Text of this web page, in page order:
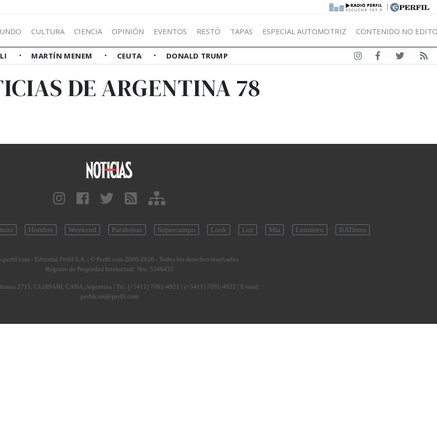
|
CULTURA CIENCIA OPINIÓN EVENTOS RESTÓ TAPAS ESPECIAL AUTOMOTRIZ CONTENIDO NO
MARTÍN MENEM CEUTA DONALD TRUMP
DE ARGENTINA 78
Hombre Weekend Parabrisas Supercampo Look Luz Mía Lunateen BATimes
- Editorial Perfil S.A. | © Perfil.com 2006-2026 - Todos los derechos reservados
Registro de Propiedad Intelectual: Nro. 5346433
2715, C1289ABI, CABA, Argentina | Tel: (+5411) 7091-4921 / (+5411) 7091-4922 | E-mail:
perfilcom@perfil.com